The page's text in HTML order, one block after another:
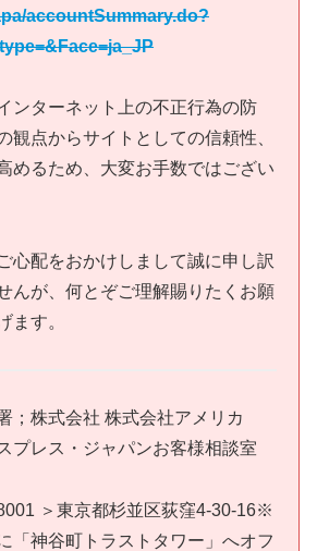
accountSummary.do?
ンターネット上の不正行為の防
観点からサイトとしての信頼性、
めるため、大変お手数ではござい
心配をおかけしまして誠に申し訳
んが、何とぞご理解賜りたくお願
ます。
；株式会社 株式会社アメリカ
プレス・ジャパンお客様相談室
＞東京都杉並区荻窪4-30-16※
「神谷町トラストタワー」へオフ